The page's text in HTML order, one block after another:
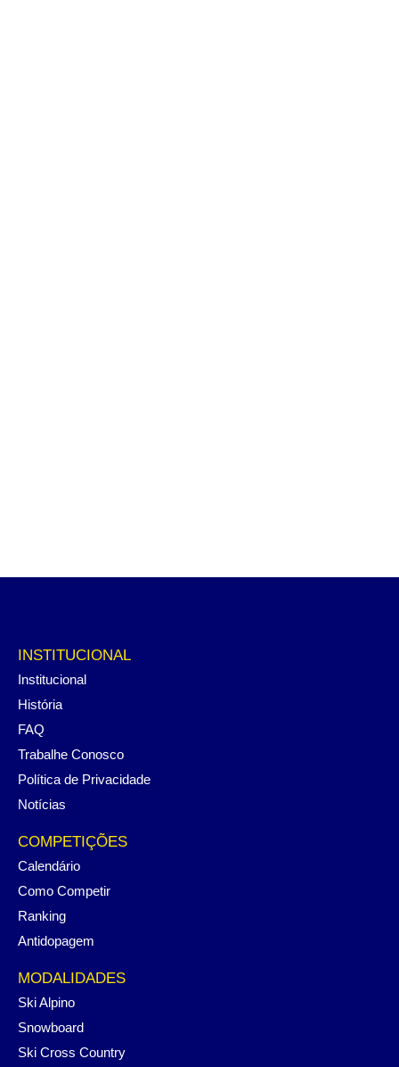
INSTITUCIONAL
Institucional
História
FAQ
Trabalhe Conosco
Política de Privacidade
Notícias
COMPETIÇÕES
Calendário
Como Competir
Ranking
Antidopagem
MODALIDADES
Ski Alpino
Snowboard
Ski Cross Country